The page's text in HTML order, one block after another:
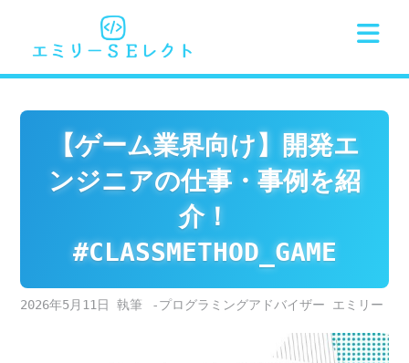
content
【ゲーム業界向け】開発エ
ンジニアの仕事・事例を紹
介！
#CLASSMETHOD_GAME
2026年5月11日 -プログラミングアドバイザー エミリー